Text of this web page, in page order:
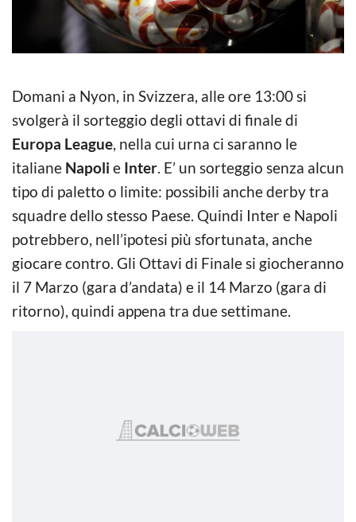
Domani a Nyon, in Svizzera, alle ore 13:00 si
svolgerà il sorteggio degli ottavi di finale di
Europa League, nella cui urna ci saranno le
italiane Napoli e Inter. E’ un sorteggio senza alcun
tipo di paletto o limite: possibili anche derby tra
squadre dello stesso Paese. Quindi Inter e Napoli
potrebbero, nell’ipotesi più sfortunata, anche
giocare contro. Gli Ottavi di Finale si giocheranno
il 7 Marzo (gara d’andata) e il 14 Marzo (gara di
ritorno), quindi appena tra due settimane.